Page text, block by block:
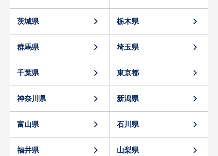
茨城県 栃木県
群馬県 埼玉県
千葉県 東京都
神奈川県 新潟県
富山県 石川県
福井県 山梨県